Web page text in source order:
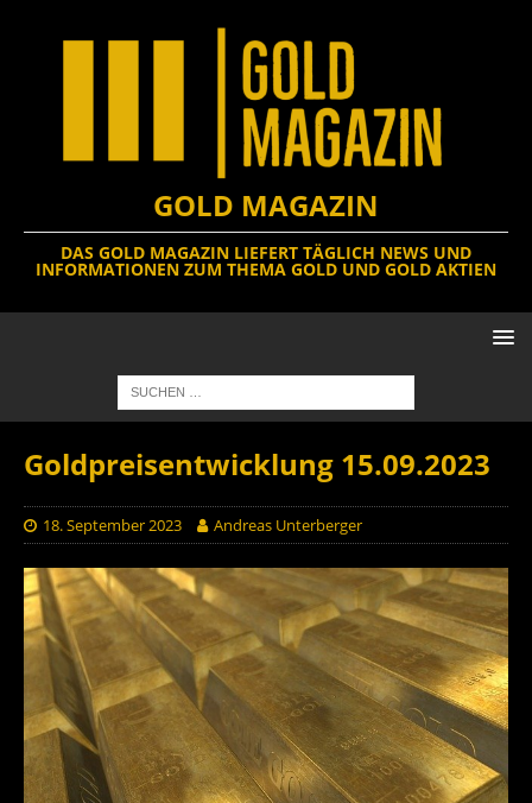
GOLD MAGAZIN
DAS GOLD MAGAZIN LIEFERT TÄGLICH NEWS UND
INFORMATIONEN ZUM THEMA GOLD UND GOLD AKTIEN
Goldpreisentwicklung 15.09.2023
18. September 2023 Andreas Unterberger